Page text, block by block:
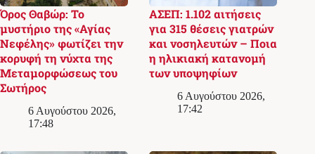
Όρος Θαβώρ: Το
μυστήριο της «Αγίας
Νεφέλης» φωτίζει την
κορυφή τη νύχτα της
Μεταμορφώσεως του
Σωτήρος
6 Αυγούστου 2026,
17:48
ΑΣΕΠ: 1.102 αιτήσεις
για 315 θέσεις γιατρών
και νοσηλευτών – Ποια
η ηλικιακή κατανομή
των υποψηφίων
6 Αυγούστου 2026,
17:42